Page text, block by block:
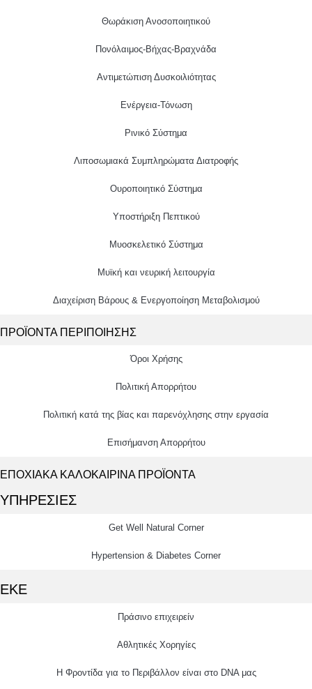
Θωράκιση Ανοσοποιητικού
Πονόλαιμος-Βήχας-Βραχνάδα
Αντιμετώπιση Δυσκοιλιότητας
Eνέργεια-Τόνωση
Ρινικό Σύστημα
Λιποσωμιακά Συμπληρώματα Διατροφής
Ουροποιητικό Σύστημα
Υποστήριξη Πεπτικού
Μυοσκελετικό Σύστημα
Μυϊκή και νευρική λειτουργία
Διαχείριση Βάρους & Ενεργοποίηση Μεταβολισμού
ΠΡΟΪΟΝΤΑ ΠΕΡΙΠΟΙΗΣΗΣ
Όροι Χρήσης
Πολιτική Απορρήτου
Πολιτική κατά της βίας και παρενόχλησης στην εργασία
Επισήμανση Απορρήτου
ΕΠΟΧΙΑΚΑ ΚΑΛΟΚΑΙΡΙΝΑ ΠΡΟΪΟΝΤΑ
ΥΠΗΡΕΣΙΕΣ
Get Well Natural Corner
Hypertension & Diabetes Corner
ΕΚΕ
Πράσινο επιχειρείν
Αθλητικές Χορηγίες
Η Φροντίδα για το Περιβάλλον είναι στο DNA μας